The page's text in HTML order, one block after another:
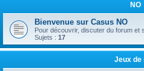
NO
Bienvenue sur Casus NO
Pour découvrir, discuter du forum et
Sujets : 17
Jeux de